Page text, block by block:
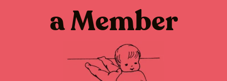
a Member